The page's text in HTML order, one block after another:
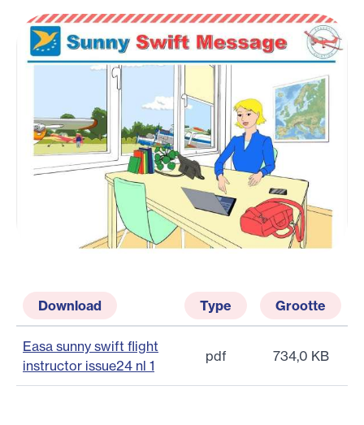
Download Type Grootte
Easa sunny swift flight
instructor issue24 nl 1
pdf 734,0 KB